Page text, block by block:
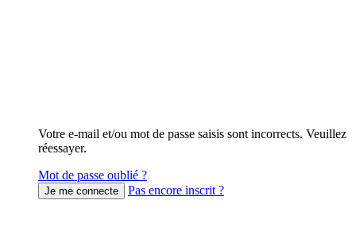
Votre e-mail et/ou mot de passe saisis sont incorrects. Veuillez
réessayer.
Mot de passe oublié ?
Pas encore inscrit ?